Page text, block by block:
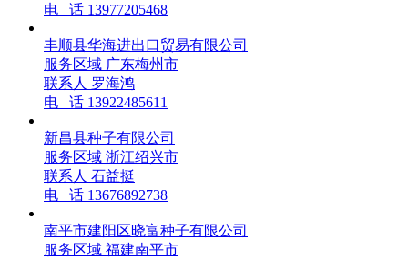
电 话 13977205468
丰顺县华海进出口贸易有限公司
服务区域 广东梅州市
联系人 罗海鸿
电 话 13922485611
新昌县种子有限公司
服务区域 浙江绍兴市
联系人 石益挺
电 话 13676892738
南平市建阳区晓富种子有限公司
服务区域 福建南平市